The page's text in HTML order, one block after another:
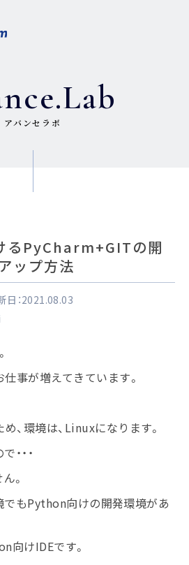
アバンセラボ
るPyCharm+GITの開
ップ方法
：2021.08.03
事が増えてきています。
、環境は、Linuxになります。
・・
。
でもPython向けの開発環境があ
向けIDEです。